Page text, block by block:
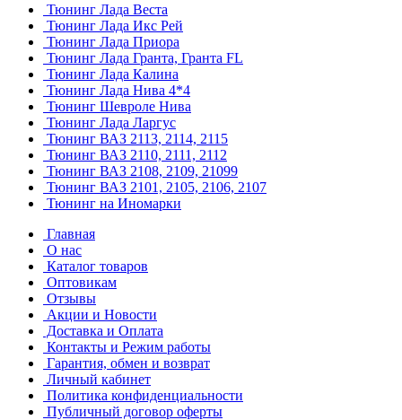
Тюнинг Лада Веста
Тюнинг Лада Икс Рей
Тюнинг Лада Приора
Тюнинг Лада Гранта, Гранта FL
Тюнинг Лада Калина
Тюнинг Лада Нива 4*4
Тюнинг Шевроле Нива
Тюнинг Лада Ларгус
Тюнинг ВАЗ 2113, 2114, 2115
Тюнинг ВАЗ 2110, 2111, 2112
Тюнинг ВАЗ 2108, 2109, 21099
Тюнинг ВАЗ 2101, 2105, 2106, 2107
Тюнинг на Иномарки
Главная
О нас
Каталог товаров
Оптовикам
Отзывы
Акции и Новости
Доставка и Оплата
Контакты и Режим работы
Гарантия, обмен и возврат
Личный кабинет
Политика конфиденциальности
Публичный договор оферты